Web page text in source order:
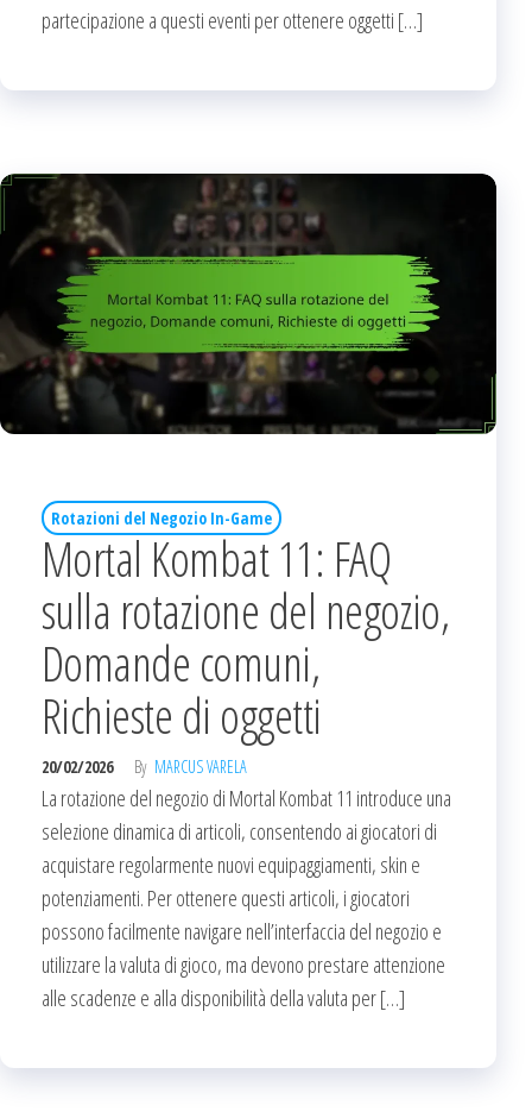
partecipazione a questi eventi per ottenere oggetti […]
Rotazioni del Negozio In-Game
Mortal Kombat 11: FAQ
sulla rotazione del negozio,
Domande comuni,
Richieste di oggetti
20/02/2026 By MARCUS VARELA
La rotazione del negozio di Mortal Kombat 11 introduce una
selezione dinamica di articoli, consentendo ai giocatori di
acquistare regolarmente nuovi equipaggiamenti, skin e
potenziamenti. Per ottenere questi articoli, i giocatori
possono facilmente navigare nell’interfaccia del negozio e
utilizzare la valuta di gioco, ma devono prestare attenzione
alle scadenze e alla disponibilità della valuta per […]